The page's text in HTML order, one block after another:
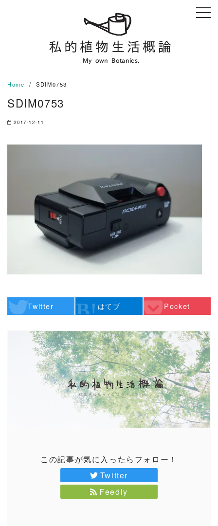
Home SDIM0753
SDIM0753
2017-12-11
Twitter はてブ Pocket
この記事が気に入ったらフォロー！
Twitter
Feedly